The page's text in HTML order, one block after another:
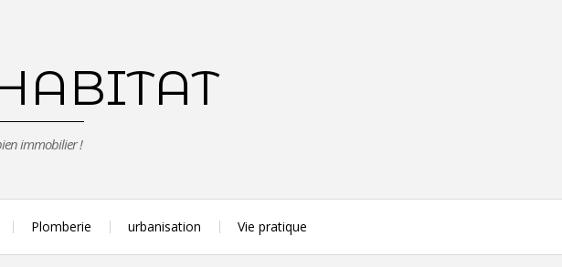
immobilier !
Plomberie urbanisation Vie pratique